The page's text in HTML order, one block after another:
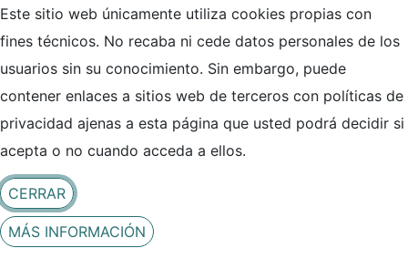
Ciberseguridad Informática( Informática)
Contacto
Este sitio web únicamente utiliza cookies propias con
fines técnicos. No recaba ni cede datos personales de los
usuarios sin su conocimiento. Sin embargo, puede
contener enlaces a sitios web de terceros con políticas de
privacidad ajenas a esta página que usted podrá decidir si
acepta o no cuando acceda a ellos.
CERRAR
MÁS INFORMACIÓN